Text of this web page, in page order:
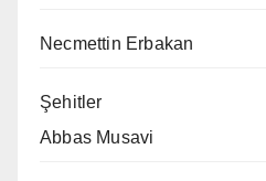
Necmettin Erbakan
Şehitler
Abbas Musavi